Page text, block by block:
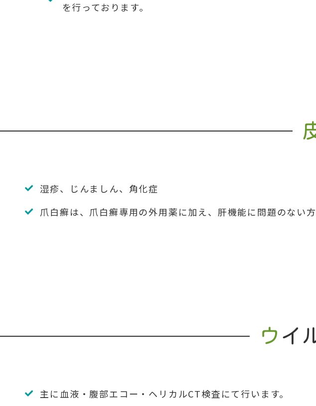
を行っております。
湿疹、じんましん、角化症
爪白癬は、爪白癬専用の外用薬に加え、肝機能に問題のない
ウ イ
主に血液・腹部エコー・ヘリカルCT検査にて行います。